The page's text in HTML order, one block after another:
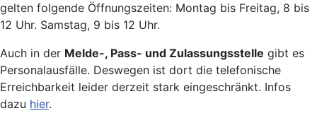
gelten folgende Öffnungszeiten: Montag bis Freitag, 8 bis
12 Uhr. Samstag, 9 bis 12 Uhr.
Auch in der Melde-, Pass- und Zulassungsstelle gibt es
Personalausfälle. Deswegen ist dort die telefonische
Erreichbarkeit leider derzeit stark eingeschränkt. Infos
dazu hier.